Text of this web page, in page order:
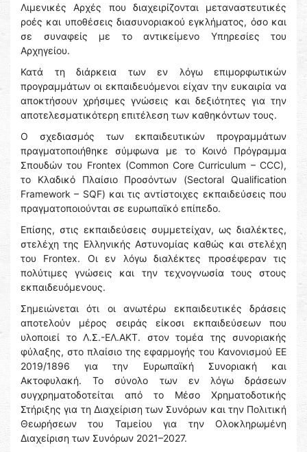
Λιμενικές Αρχές που διαχειρίζονται μεταναστευτικές
ροές και υποθέσεις διασυνοριακού εγκλήματος, όσο και
σε συναφείς με το αντικείμενο Υπηρεσίες του
Αρχηγείου.
Κατά τη διάρκεια των εν λόγω επιμορφωτικών
προγραμμάτων οι εκπαιδευόμενοι είχαν την ευκαιρία να
αποκτήσουν χρήσιμες γνώσεις και δεξιότητες για την
αποτελεσματικότερη επιτέλεση των καθηκόντων τους.
Ο σχεδιασμός των εκπαιδευτικών προγραμμάτων
πραγματοποιήθηκε σύμφωνα με το Κοινό Πρόγραμμα
Σπουδών του Frontex (Common Core Curriculum – CCC),
το Κλαδικό Πλαίσιο Προσόντων (Sectoral Qualification
Framework – SQF) και τις αντίστοιχες εκπαιδεύσεις που
πραγματοποιούνται σε ευρωπαϊκό επίπεδο.
Επίσης, στις εκπαιδεύσεις συμμετείχαν, ως διαλέκτες,
στελέχη της Ελληνικής Αστυνομίας καθώς και στελέχη
του Frontex. Οι εν λόγω διαλέκτες προσέφεραν τις
πολύτιμες γνώσεις και την τεχνογνωσία τους στους
εκπαιδευόμενους.
Σημειώνεται ότι οι ανωτέρω εκπαιδευτικές δράσεις
αποτελούν μέρος σειράς είκοσι εκπαιδεύσεων που
υλοποιεί το Λ.Σ.-ΕΛ.ΑΚΤ. στον τομέα της συνοριακής
φύλαξης, στο πλαίσιο της εφαρμογής του Κανονισμού ΕΕ
2019/1896 για την Ευρωπαϊκή Συνοριακή και
Ακτοφυλακή. Το σύνολο των εν λόγω δράσεων
συγχρηματοδοτείται από το Μέσο Χρηματοδοτικής
Στήριξης για τη Διαχείριση των Συνόρων και την Πολιτική
Θεωρήσεων του Ταμείου για την Ολοκληρωμένη
Διαχείριση των Συνόρων 2021–2027.